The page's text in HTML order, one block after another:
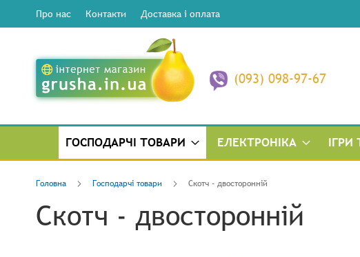
Про нас Контакти Доставка і оплата
(093) 098-97-67
ГОСПОДАРЧІ ТОВАРИ ЕЛЕКТРОНІКА ІГРИ
Головна Господарчі товари Скотч - двосторонній
Скотч - двосторонній